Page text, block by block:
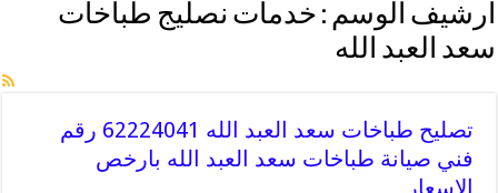
أرشيف الوسم : خدمات نصليج طباخات
سعد العبد الله
تصليح طباخات سعد العبد الله 62224041 رقم
فني صيانة طباخات سعد العبد الله بارخص
الاسعار